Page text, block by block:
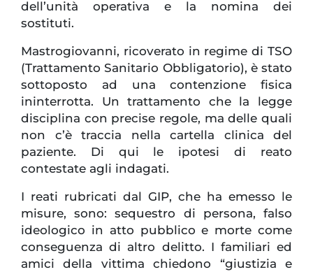
dell’unità operativa e la nomina dei
sostituti.
Mastrogiovanni, ricoverato in regime di TSO
(Trattamento Sanitario Obbligatorio), è stato
sottoposto ad una contenzione fisica
ininterrotta. Un trattamento che la legge
disciplina con precise regole, ma delle quali
non c’è traccia nella cartella clinica del
paziente. Di qui le ipotesi di reato
contestate agli indagati.
I reati rubricati dal GIP, che ha emesso le
misure, sono: sequestro di persona, falso
ideologico in atto pubblico e morte come
conseguenza di altro delitto. I familiari ed
amici della vittima chiedono “giustizia e